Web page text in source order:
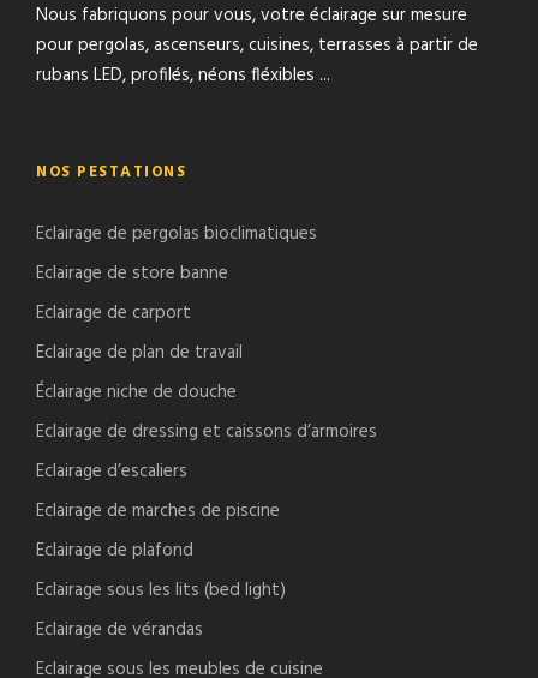
Nous fabriquons pour vous, votre éclairage sur mesure
pour pergolas, ascenseurs, cuisines, terrasses à partir de
rubans LED, profilés, néons fléxibles ...
NOS PESTATIONS
Eclairage de pergolas bioclimatiques
Eclairage de store banne
Eclairage de carport
Eclairage de plan de travail
Éclairage niche de douche
Eclairage de dressing et caissons d’armoires
Eclairage d’escaliers
Eclairage de marches de piscine
Eclairage de plafond
Eclairage sous les lits (bed light)
Eclairage de vérandas
Eclairage sous les meubles de cuisine